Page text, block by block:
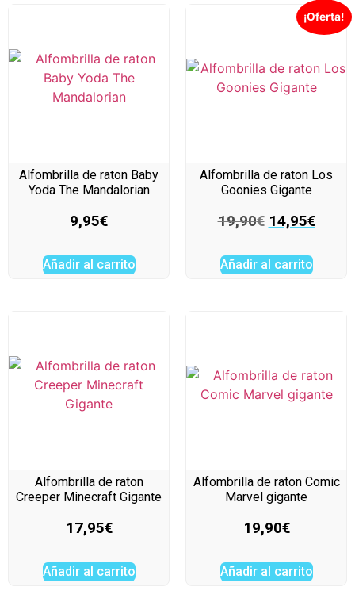
Alfombrilla de raton Baby
Yoda The Mandalorian
9,95€
Añadir al carrito
¡Oferta!
Alfombrilla de raton Los
Goonies Gigante
19,90€ 14,95€
Añadir al carrito
Alfombrilla de raton
Creeper Minecraft Gigante
17,95€
Añadir al carrito
Alfombrilla de raton Comic
Marvel gigante
19,90€
Añadir al carrito